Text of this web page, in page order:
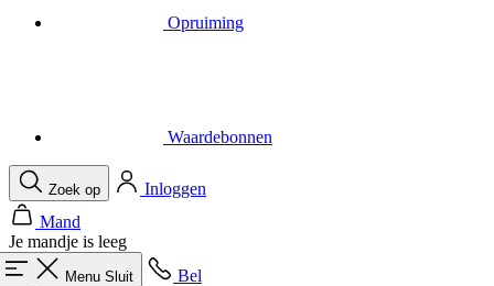
Opruiming
Waardebonnen
Zoek op
Inloggen
Mand
Je mandje is leeg
Menu Sluit
Bel